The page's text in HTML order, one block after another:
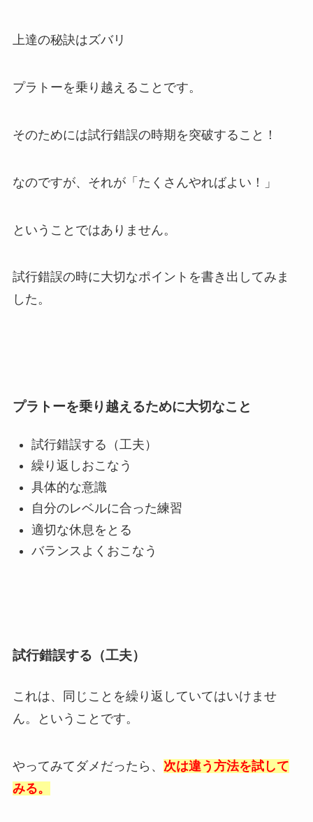
上達の秘訣はズバリ
プラトーを乗り越えることです。
そのためには試行錯誤の時期を突破すること！
なのですが、それが「たくさんやればよい！」
ということではありません。
試行錯誤の時に大切なポイントを書き出してみま
した。
プラトーを乗り越えるために大切なこと
試行錯誤する（工夫）
繰り返しおこなう
具体的な意識
自分のレベルに合った練習
適切な休息をとる
バランスよくおこなう
試行錯誤する（工夫）
これは、同じことを繰り返していてはいけませ
ん。ということです。
やってみてダメだったら、 次は違う方法を試して
みる。